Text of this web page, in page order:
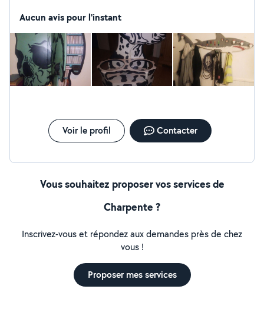
métallique, monteur d'échafaudages, isolateur
des meubles disgn et fonctionnel,rénove des meubles
en bois ou autre. Je suis organiser, sérieux et propre
dans mon travail.
Aucun avis pour l'instant
Voir le profil Contacter
Vous souhaitez proposer vos services de
Charpente ?
Inscrivez-vous et répondez aux demandes près de chez
vous !
Proposer mes services